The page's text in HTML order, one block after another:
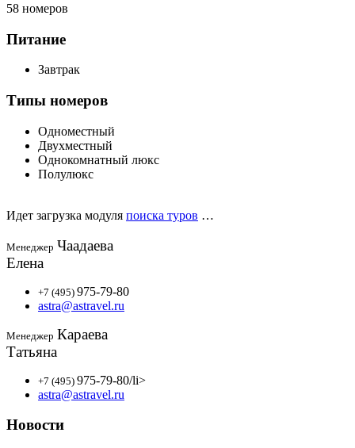
58 номеров
Питание
Завтрак
Типы номеров
Одноместный
Двухместный
Однокомнатный люкс
Полулюкс
Идет загрузка модуля поиска туров …
Менеджер Чаадаева
Елена
+7 (495) 975-79-80
astra@astravel.ru
Менеджер Караева
Татьяна
+7 (495) 975-79-80/li>
astra@astravel.ru
Новости